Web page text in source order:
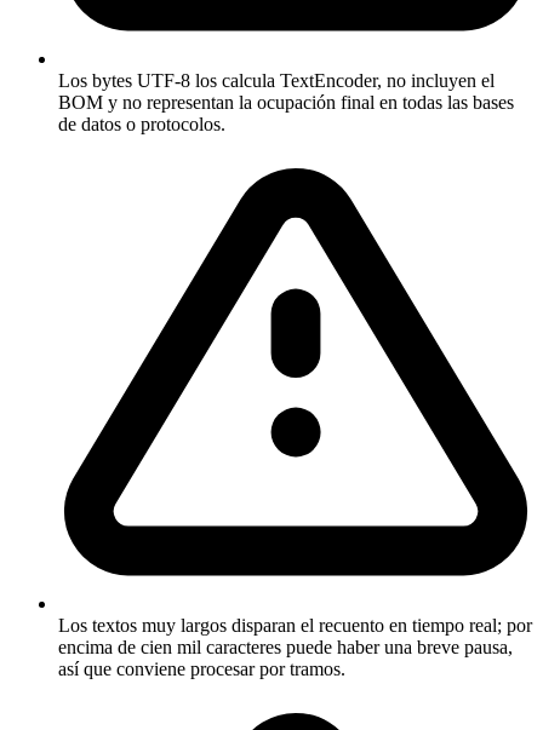
Los bytes UTF-8 los calcula TextEncoder, no incluyen el
BOM y no representan la ocupación final en todas las bases
de datos o protocolos.
Los textos muy largos disparan el recuento en tiempo real; por
encima de cien mil caracteres puede haber una breve pausa,
así que conviene procesar por tramos.